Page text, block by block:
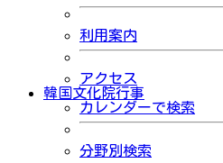
利用案内
アクセス
韓国文化院行事
カレンダーで検索
分野別検索